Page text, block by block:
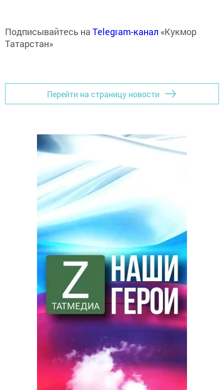
Подписывайтесь на Telegram-канал «Кукмор
Татарстан»
Перейти на страницу новости